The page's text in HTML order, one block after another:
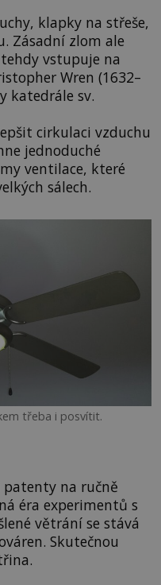
klapky na střeše,
Zásadní zlom ale
vstupuje na
Wren (1632–
katedrále sv.
cirkulaci vzduchu
jednoduché
ventilace, které
sálech.
třeba i posvítit.
patenty na ručně
éra experimentů s
větrání se stává
Skutečnou